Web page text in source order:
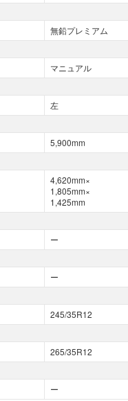
無鉛プレミアム
マニュアル
左
5,900mm
4,620mm×
1,805mm×
1,425mm
ー
ー
245/35R12
265/35R12
ー